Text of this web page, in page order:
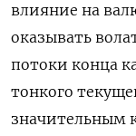
влияние на
оказывать
потоки конца
тонкого
значительным